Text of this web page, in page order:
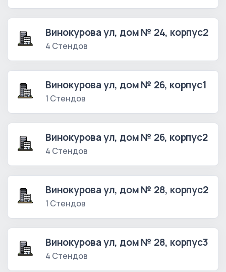
Винокурова ул, дом № 24, корпус2
4 Стендов
Винокурова ул, дом № 26, корпус1
1 Стендов
Винокурова ул, дом № 26, корпус2
4 Стендов
Винокурова ул, дом № 28, корпус2
1 Стендов
Винокурова ул, дом № 28, корпус3
4 Стендов